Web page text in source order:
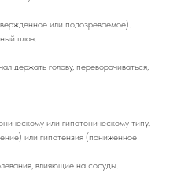
или подозреваемое).
плач.
держать голову, переворачиваться,
или гипотоническому типу.
или гипотензия (пониженное
влияющие на сосуды.